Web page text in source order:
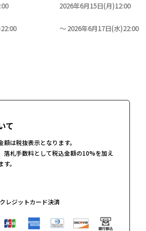
2026年6月15日(月)12:00
2026年6月17日(水)22:00
て
は税抜表示となります。
落札手数料として税込金額の10%を加え
。
レジットカード決済